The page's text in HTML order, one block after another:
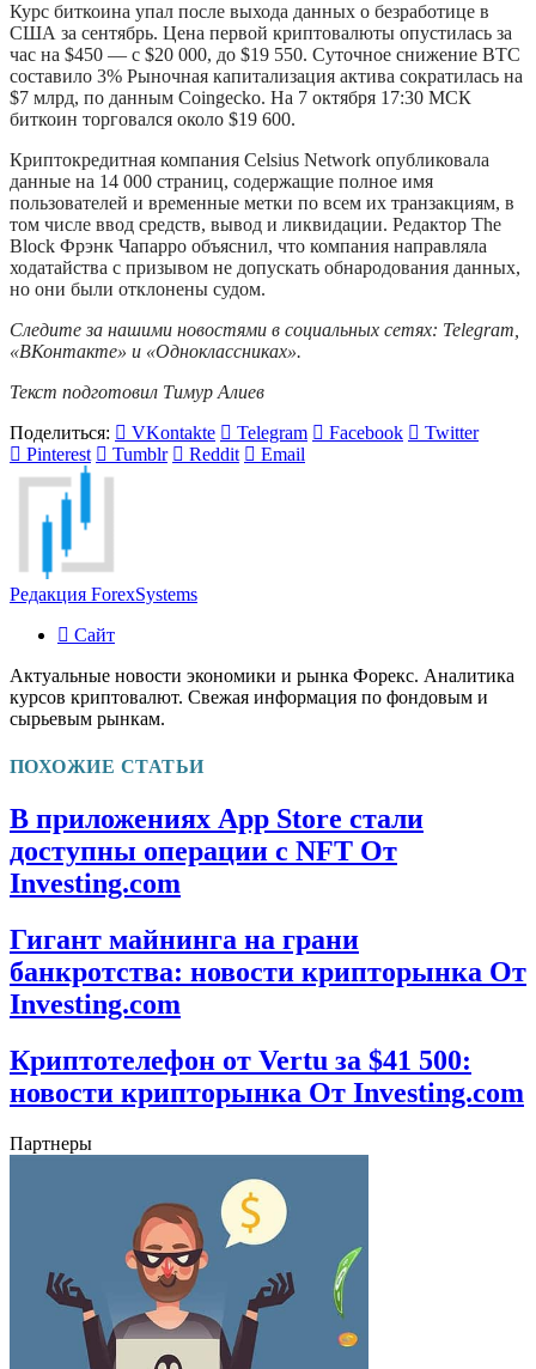
Курс биткоина упал после выхода данных о безработице в
США за сентябрь. Цена первой криптовалюты опустилась за
час на $450 — с $20 000, до $19 550. Суточное снижение BTC
составило 3% Рыночная капитализация актива сократилась на
$7 млрд, по данным Coingecko. На 7 октября 17:30 МСК
биткоин торговался около $19 600.
Криптокредитная компания Celsius Network опубликовала
данные на 14 000 страниц, содержащие полное имя
пользователей и временные метки по всем их транзакциям, в
том числе ввод средств, вывод и ликвидации. Редактор The
Block Фрэнк Чапарро объяснил, что компания направляла
ходатайства с призывом не допускать обнародования данных,
но они были отклонены судом.
Следите за нашими новостями в социальных сетях: Telegram,
«ВКонтакте» и «Одноклассниках».
Текст подготовил Тимур Алиев
Поделиться:
VKontakte Telegram Facebook
Twitter
Pinterest
Tumblr Reddit Email
Редакция ForexSystems
Сайт
Актуальные новости экономики и рынка Форекс. Аналитика
курсов криптовалют. Свежая информация по фондовым и
сырьевым рынкам.
ПОХОЖИЕ СТАТЬИ
В приложениях App Store стали
доступны операции с NFT От
Investing.com
Гигант майнинга на грани
банкротства: новости крипторынка От
Investing.com
Криптотелефон от Vertu за $41 500:
новости крипторынка От Investing.com
Партнеры